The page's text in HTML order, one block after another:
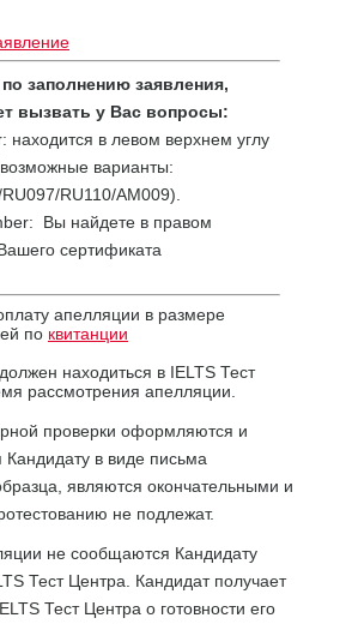
заполнению заявления,
вызвать у Вас вопросы:
находится в левом верхнем углу
варианты:
RU110/AM009).
Вы найдете в правом
сертификата
апелляции в размере
по квитанции
находиться в IELTS Тест
рассмотрения апелляции.
проверки оформляются и
Кандидату в виде письма
являются окончательными и
не подлежат.
не сообщаются Кандидату
Тест Центра. Кандидат получает
Тест Центра о готовности его